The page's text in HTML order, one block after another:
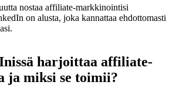
nostaa affiliate-markkinointisi
on alusta, joka kannattaa ehdottomasti
harjoittaa affiliate-
ja miksi se toimii?